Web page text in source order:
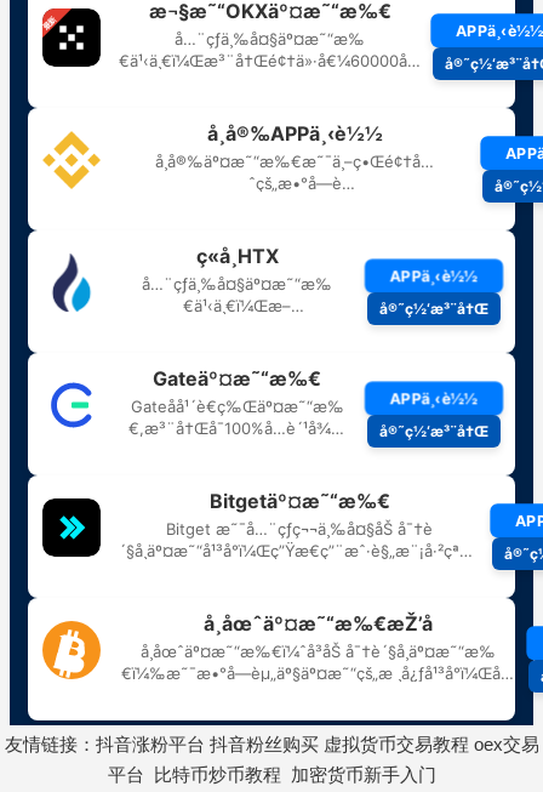
友情链接： 抖音涨粉平台 抖音粉丝购买 虚拟货币交易教程 oex交易
平台
比特币炒币教程 加密货币新手入门